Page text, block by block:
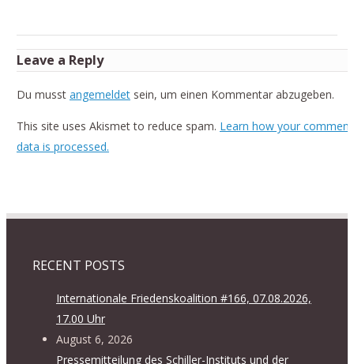
Leave a Reply
Du musst angemeldetsein, um einen Kommentar abzugeben.
This site uses Akismet to reduce spam. Learn how your comment
data is processed.
RECENT POSTS
Internationale Friedenskoalition #166, 07.08.2026,
17.00 Uhr
August 6, 2026
Pressemitteilung des Schiller-Instituts und der